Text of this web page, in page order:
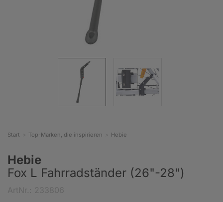
Start Top-Marken, die inspirieren Hebie
Hebie
Fox L Fahrradständer (26"-28")